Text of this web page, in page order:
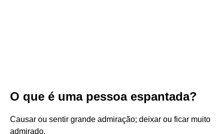
O que é uma pessoa espantada?
Causar ou sentir grande admiração; deixar ou ficar muito
admirado.